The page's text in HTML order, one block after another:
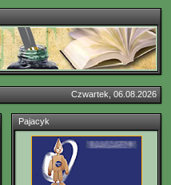
Czwartek, 06.08.2026
Pajacyk